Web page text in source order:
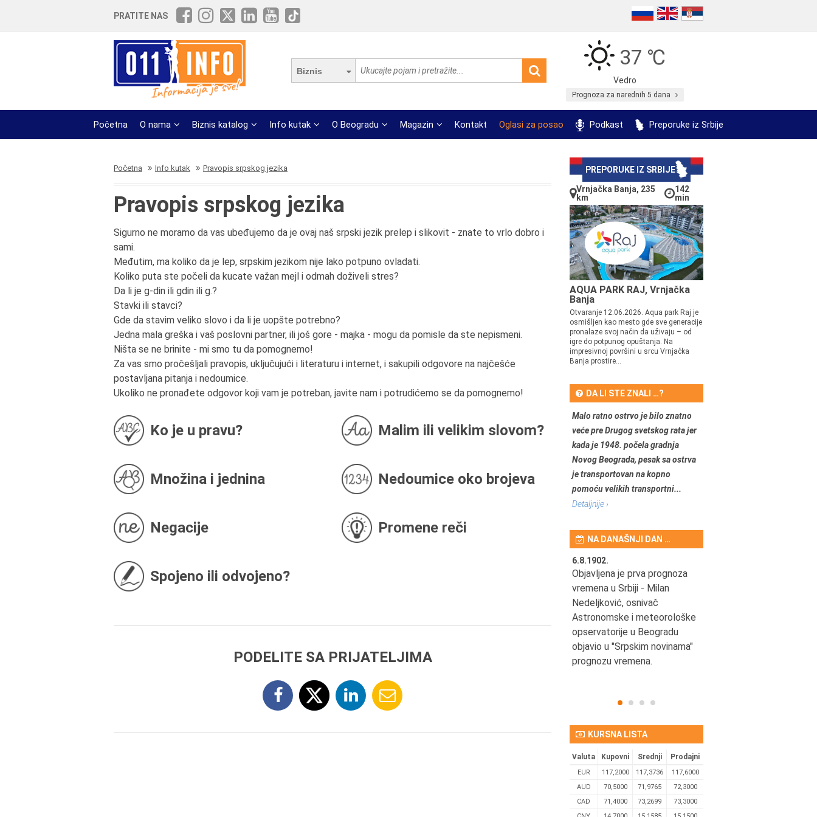
PRATITE NAS
Biznis
37 ℃
Vedro
Prognoza za narednih 5 dana
Početna O nama Biznis katalog Info kutak O Beogradu Magazin Kontakt Oglasi za posao Podkast Preporuke iz Srbije
Početna Info kutak Pravopis srpskog jezika
Pravopis srpskog jezika
Sigurno ne moramo da vas ubeđujemo da je ovaj naš srpski jezik prelep i slikovit - znate to vrlo dobro i
sami.
Međutim, ma koliko da je lep, srpskim jezikom nije lako potpuno ovladati.
Koliko puta ste počeli da kucate važan mejl i odmah doživeli stres?
Da li je g-din ili gdin ili g.?
Stavki ili stavci?
Gde da stavim veliko slovo i da li je uopšte potrebno?
Jedna mala greška i vaš poslovni partner, ili još gore - majka - mogu da pomisle da ste nepismeni.
Ništa se ne brinite - mi smo tu da pomognemo!
Za vas smo pročešljali pravopis, uključujući i literaturu i internet, i sakupili odgovore na najčešće
postavljana pitanja i nedoumice.
Ukoliko ne pronađete odgovor koji vam je potreban, javite nam i potrudićemo se da pomognemo!
Ko je u pravu? Malim ili velikim slovom?
Množina i jednina Nedoumice oko brojeva
Negacije Promene reči
Spojeno ili odvojeno?
PODELITE SA PRIJATELJIMA
PREPORUKE IZ SRBIJE
Vrnjačka Banja, 235
km
142
min
AQUA PARK RAJ, Vrnjačka
Banja
Otvaranje 12.06.2026. Aqua park Raj je
osmišljen kao mesto gde sve generacije
pronalaze svoj način da uživaju – od
igre do potpunog opuštanja. Na
impresivnoj površini u srcu Vrnjačka
Banja prostire...
DA LI STE ZNALI …?
Malo ratno ostrvo je bilo znatno
veće pre Drugog svetskog rata jer
kada je 1948. počela gradnja
Novog Beograda, pesak sa ostrva
je transportovan na kopno
pomoću velikih transportni...
Detaljnije ›
NA DANAŠNJI DAN …
6.8.1902.
Objavljena je prva prognoza
vremena u Srbiji - Milan
Nedeljković, osnivač
Astronomske i meteorološke
opservatorije u Beogradu
objavio u "Srpskim novinama"
prognozu vremena.
KURSNA LISTA
Valuta Kupovni Srednji Prodajni
EUR 117,2000 117,3736
117,6000
AUD
70,5000 71,9765
72,3000
CAD
71,4000 73,2699
73,3000